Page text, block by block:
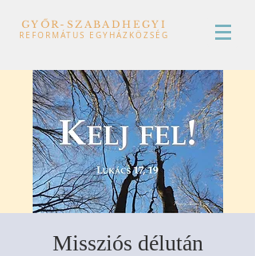
GYŐR-SZABADHEGYI
REFORMÁTUS EGYHÁZKÖZSÉG
Missziós délután